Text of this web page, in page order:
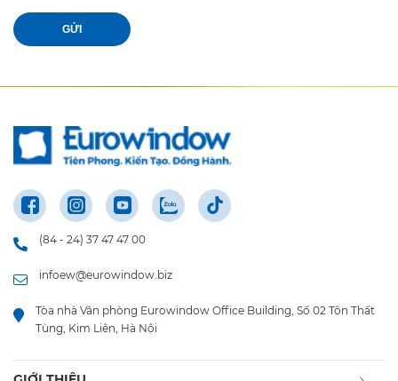
GỬI
(84 - 24) 37 47 47 00
infoew@eurowindow.biz
Tòa nhà Văn phòng Eurowindow Office Building, Số 02 Tôn Thất
Tùng, Kim Liên, Hà Nội